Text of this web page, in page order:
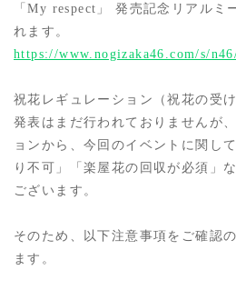
「My respect」 発売記念リアルミ
れます。
https://www.nogizaka46.com/s/
祝花レギュレーション（祝花の受
発表はまだ行われておりませんが
ョンから、今回のイベントに関し
り不可」「楽屋花の回収が必須」
ございます。
そのため、以下注意事項をご確認
ます。